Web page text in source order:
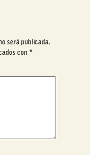
será publicada.
con *